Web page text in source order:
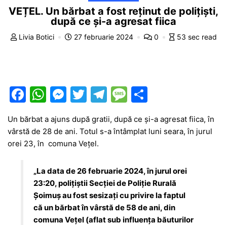
VEȚEL. Un bărbat a fost reținut de polițiști,
după ce și-a agresat fiica
Livia Botici 27 februarie 2024 0 53 sec read
F
c
e
o
o
k
W
h
at
s
p
p
M
s
s
n
g
er
T
itt
er
T
el
e
m
M
s
g
e
ar
ta
z
ă
Un bărbat a ajuns după gratii, după ce și-a agresat fiica, în
vârstă de 28 de ani. Totul s-a întâmplat luni seara, în jurul
orei 23, în comuna Vețel.
„La data de 26 februarie 2024, în jurul orei
23:20, polițiștii Secției de Poliție Rurală
Șoimuș au fost sesizați cu privire la faptul
că un bărbat în vârstă de 58 de ani, din
comuna Vețel (aflat sub influența băuturilor